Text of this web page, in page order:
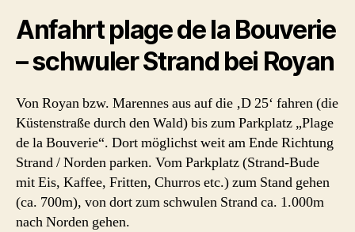
Anfahrt plage de la Bouverie
– schwuler Strand bei Royan
Von Royan bzw. Marennes aus auf die ‚D 25‘ fahren (die
Küstenstraße durch den Wald) bis zum Parkplatz „Plage
de la Bouverie“. Dort möglichst weit am Ende Richtung
Strand / Norden parken. Vom Parkplatz (Strand-Bude
mit Eis, Kaffee, Fritten, Churros etc.) zum Stand gehen
(ca. 700m), von dort zum schwulen Strand ca. 1.000m
nach Norden gehen.